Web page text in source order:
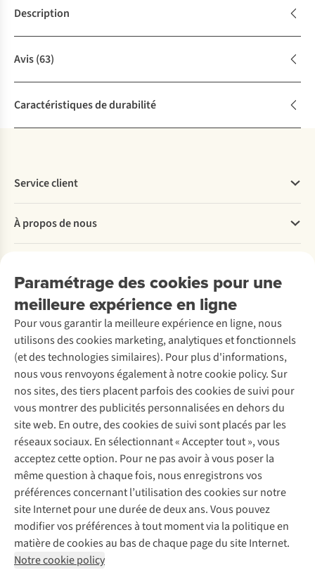
Description
Avis(63)
Caractéristiques de durabilité
Paramétrage des cookies pour une
meilleure expérience en ligne
Pour vous garantir la meilleure expérience en ligne, nous
utilisons des cookies marketing, analytiques et fonctionnels
(et des technologies similaires). Pour plus d'informations,
nous vous renvoyons également à notre cookie policy. Sur
nos sites, des tiers placent parfois des cookies de suivi pour
vous montrer des publicités personnalisées en dehors du
site web. En outre, des cookies de suivi sont placés par les
réseaux sociaux. En sélectionnant « Accepter tout », vous
acceptez cette option. Pour ne pas avoir à vous poser la
même question à chaque fois, nous enregistrons vos
préférences concernant l’utilisation des cookies sur notre
site Internet pour une durée de deux ans. Vous pouvez
modifier vos préférences à tout moment via la politique en
matière de cookies au bas de chaque page du site Internet.
Notre cookie policy
Service client
Commander
Payer
Retourner
Rétractation d'une commande
Entretien & réparations
Garantie
Contactez-nous
À propos de nous
Entreprise responsable
À propos d’Ayacucho
Nos magasins
À propos d’A.S.Adventure
Déclaration d'accessibilité
Location / Location sports d’hiver
Seconde-main
Entretien de ski
Service de lavage
Entretien de chaussures
Réparation de chaussures
Réparation de vêtements
Retouches
Pour les entreprises
Découvrez
A.S.Magazine
Explore Camp
Expertise & conseils
Abonnez-vous à la newsletter
Suivez-nous
Mentions légales
Politique de confidentialité
Conditions générales
Cookie Policy